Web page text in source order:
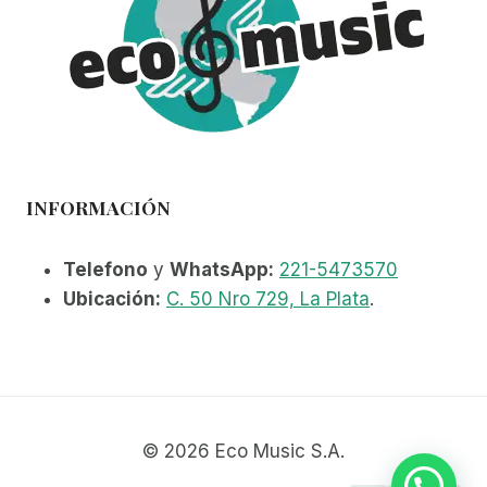
INFORMACIÓN
Telefono y WhatsApp: 221-5473570
Ubicación: C. 50 Nro 729, La Plata.
© 2026 Eco Music S.A.